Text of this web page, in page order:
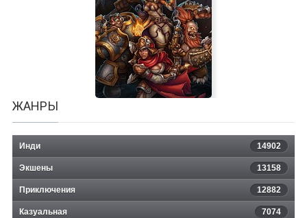
Akazukin to Mayoi no Mori
ЖАНРЫ
Инди 14902
Экшены 13158
Приключения 12882
Казуальная 7074